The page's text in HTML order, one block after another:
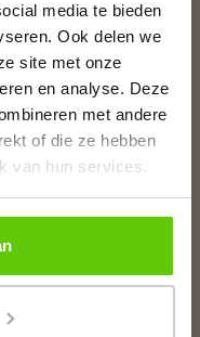
media te bieden
Ook delen we
site met onze
en analyse. Deze
met andere
of die ze hebben
van hun services.